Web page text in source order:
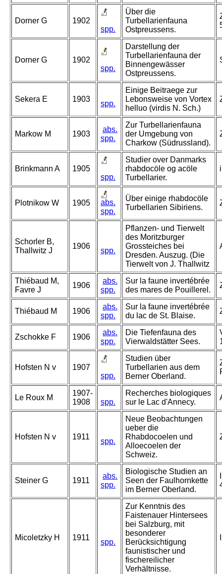
Dorner G
1902
spp.
Über die
Turbellarienfauna
Ostpreussens.
Dorner G
1902
spp.
Darstellung der
Turbellarienfauna der
Binnengewässer
Ostpreussens.
Sekera E 1903
spp.
Einige Beitraege zur
Lebonsweise von Vortex
helluo (virdis N. Sch.)
Markow M 1903
abs.
spp.
Zur Turbellarienfauna
der Umgebung von
Charkow (Südrussland).
Brinkmann A
1905
spp.
Studier over Danmarks
rhabdocöle og acöle
Turbellarier.
Plotnikow W 1905
abs.
spp.
Über einige rhabdocöle
Turbellarien Sibiriens.
Schorler B,
Thallwitz J
1906
spp.
Pflanzen- und Tierwelt
des Moritzburger
Grossteiches bei
Dresden. Auszug. (Die
Tierwelt von J. Thallwitz
Thiébaud M,
Favre J
1906
abs.
spp.
Sur la faune invertébrée
des mares de Pouillerel.
Thiébaud M 1906
abs.
spp.
Sur la faune invertébrée
du lac de St. Blaise.
Zschokke F 1906
abs.
spp.
Die Tiefenfauna des
Vierwaldstätter Sees.
Hofsten N v
1907
spp.
Studien über
Turbellarien aus dem
Berner Oberland.
Le Roux M
1907-
1908
spp.
Recherches biologiques
sur le Lac d'Annecy.
Hofsten N v 1911
spp.
Neue Beobachtungen
ueber die
Rhabdocoelen und
Alloecoelen der
Schweiz.
Steiner G 1911
abs.
spp.
Biologische Studien an
Seen der Faulhornkette
im Berner Oberland.
Micoletzky H 1911
spp.
Zur Kenntnis des
Faistenauer Hintersees
bei Salzburg, mit
besonderer
Berücksichtigung
faunistischer und
fischereilicher
Verhältnisse.